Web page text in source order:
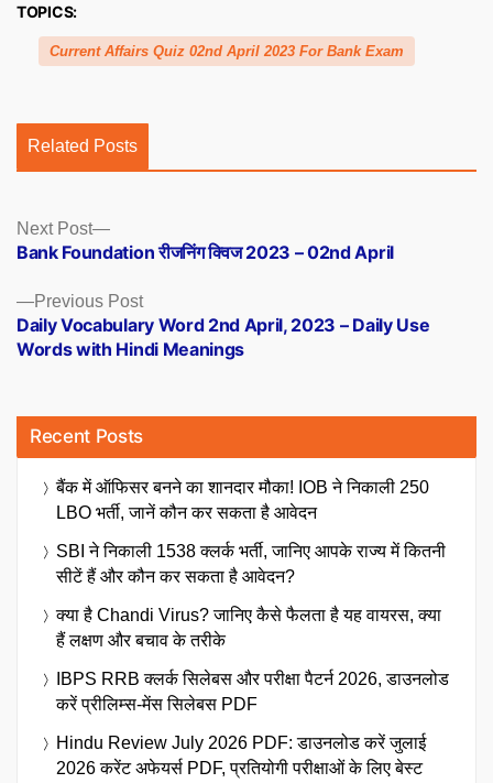
TOPICS:
Current Affairs Quiz 02nd April 2023 For Bank Exam
Related Posts
Posts
navigation
Previous PostPrevious
post:
Daily Vocabulary Word 2nd April, 2023 – Daily Use
Words with Hindi Meanings
Next Post
Next
post:
Bank Foundation रीजनिंग क्विज 2023 – 02nd April
Recent Posts
बैंक में ऑफिसर बनने का शानदार मौका! IOB ने निकाली 250
LBO भर्ती, जानें कौन कर सकता है आवेदन
SBI ने निकाली 1538 क्लर्क भर्ती, जानिए आपके राज्य में कितनी
सीटें हैं और कौन कर सकता है आवेदन?
क्या है Chandi Virus? जानिए कैसे फैलता है यह वायरस, क्या
हैं लक्षण और बचाव के तरीके
IBPS RRB क्लर्क सिलेबस और परीक्षा पैटर्न 2026, डाउनलोड
करें प्रीलिम्स-मेंस सिलेबस PDF
Hindu Review July 2026 PDF: डाउनलोड करें जुलाई
2026 करेंट अफेयर्स PDF, प्रतियोगी परीक्षाओं के लिए बेस्ट